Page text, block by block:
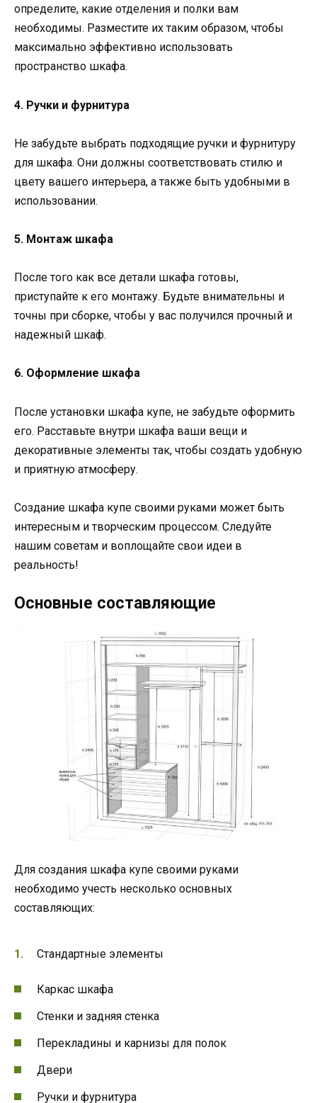
определите, какие отделения и полки вам
необходимы. Разместите их таким образом, чтобы
максимально эффективно использовать
пространство шкафа.
4. Ручки и фурнитура
Не забудьте выбрать подходящие ручки и фурнитуру
для шкафа. Они должны соответствовать стилю и
цвету вашего интерьера, а также быть удобными в
использовании.
5. Монтаж шкафа
После того как все детали шкафа готовы,
приступайте к его монтажу. Будьте внимательны и
точны при сборке, чтобы у вас получился прочный и
надежный шкаф.
6. Оформление шкафа
После установки шкафа купе, не забудьте оформить
его. Расставьте внутри шкафа ваши вещи и
декоративные элементы так, чтобы создать удобную
и приятную атмосферу.
Создание шкафа купе своими руками может быть
интересным и творческим процессом. Следуйте
нашим советам и воплощайте свои идеи в
реальность!
Основные составляющие
Для создания шкафа купе своими руками
необходимо учесть несколько основных
составляющих:
Стандартные элементы
Каркас шкафа
Стенки и задняя стенка
Перекладины и карнизы для полок
Двери
Ручки и фурнитура